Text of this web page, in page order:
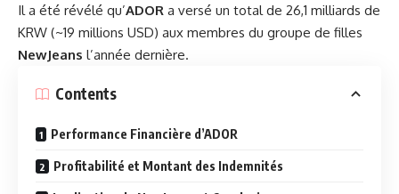
Il a été révélé qu’ADOR a versé un total de 26,1 milliards de
KRW (~19 millions USD) aux membres du groupe de filles
NewJeans l’année dernière.
Contents
Performance Financière d’ADOR
Profitabilité et Montant des Indemnités